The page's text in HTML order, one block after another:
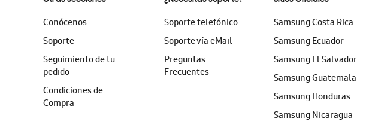
Conócenos
Soporte
Seguimiento de tu
pedido
Condiciones de
Compra
Soporte telefónico
Soporte vía eMail
Preguntas
Frecuentes
Samsung Costa Rica
Samsung Ecuador
Samsung El Salvador
Samsung Guatemala
Samsung Honduras
Samsung Nicaragua